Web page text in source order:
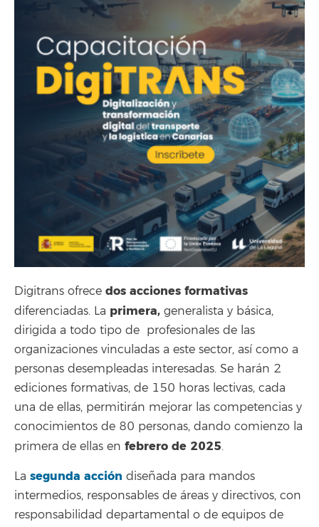
Digitrans ofrece dos acciones formativas
diferenciadas. La primera, generalista y básica,
dirigida a todo tipo de profesionales de las
organizaciones vinculadas a este sector, así como a
personas desempleadas interesadas. Se harán 2
ediciones formativas, de 150 horas lectivas, cada
una de ellas, permitirán mejorar las competencias y
conocimientos de 80 personas, dando comienzo la
primera de ellas en febrero de 2025.
La segunda acción diseñada para mandos
intermedios, responsables de áreas y directivos, con
responsabilidad departamental o de equipos de